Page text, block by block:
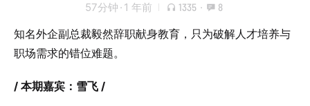
57分钟 · 1 年前 1335 · 8
知名外企副总裁毅然辞职献身教育，只为破解人才培养与
职场需求的错位难题。
/ 本期嘉宾：雪飞 /